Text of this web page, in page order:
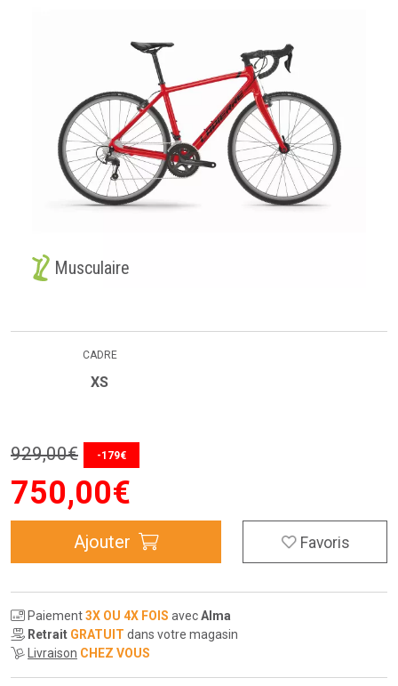
Musculaire
CADRE
XS
929,00€ -179€
750,00€
Ajouter Favoris
Paiement3X OU 4X FOIS avecAlma
Retrait GRATUIT dans votre magasin
Livraison CHEZ VOUS